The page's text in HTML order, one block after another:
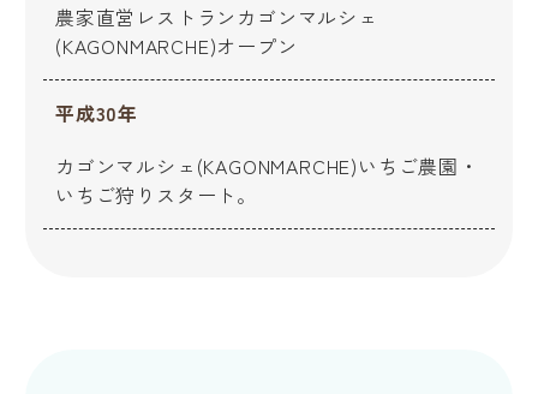
農家直営レストランカゴンマルシェ
(KAGONMARCHE)オープン
平成30年
カゴンマルシェ(KAGONMARCHE)いちご農園・
いちご狩りスタート。